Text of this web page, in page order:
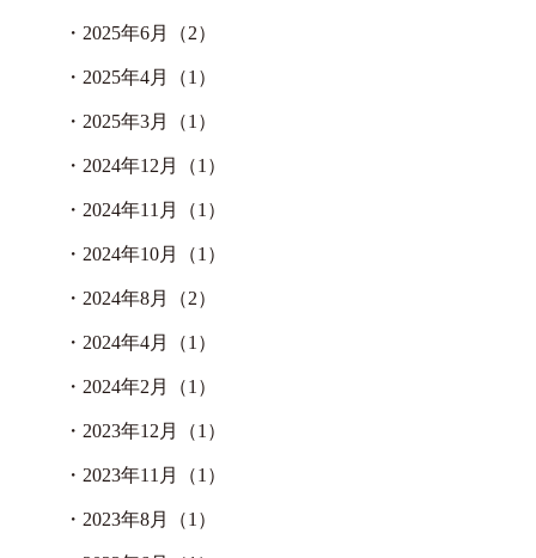
・ 2025年6月（2）
・ 2025年4月（1）
・ 2025年3月（1）
・ 2024年12月（1）
・ 2024年11月（1）
・ 2024年10月（1）
・ 2024年8月（2）
・ 2024年4月（1）
・ 2024年2月（1）
・ 2023年12月（1）
・ 2023年11月（1）
・ 2023年8月（1）